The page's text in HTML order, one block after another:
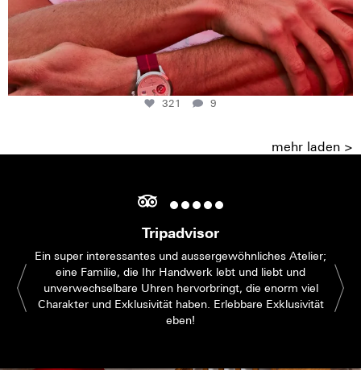
321 9
mehr laden >
Tripadvisor
Ein super interessantes und aussergewöhnliches Atelier;
eine Familie, die Ihr Handwerk lebt und liebt und
unverwechselbare Uhren hervorbringt, die enorm viel
Charakter und Exklusivität haben. Erlebbare Exklusivität
eben!